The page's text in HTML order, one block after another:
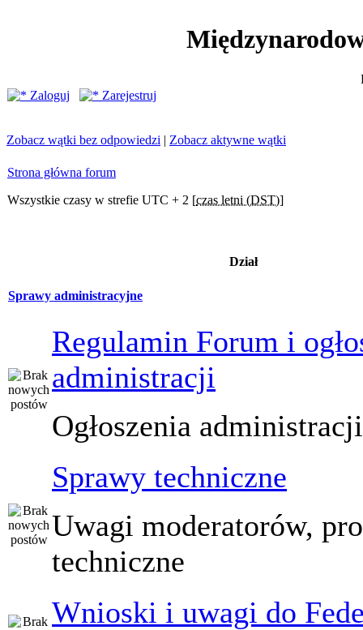
Zaloguj
Zarejestruj
Zobacz wątki bez odpowiedzi | Zobacz aktywne wątki
Strona główna forum
Wszystkie czasy w strefie UTC + 2 [czas letni (DST)]
Dział
Sprawy administracyjne
Regulamin Forum i
administracji
Ogłoszenia
Sprawy techniczne
Uwagi moderatorów,
techniczne
Wnioski i uwagi do